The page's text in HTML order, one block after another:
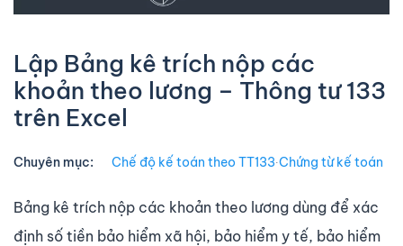
Lập Bảng kê trích nộp các
khoản theo lương – Thông tư 133
trên Excel
Chuyên mục: Chế độ kế toán theo TT133∙Chứng từ kế toán
Bảng kê trích nộp các khoản theo lương dùng để xác
định số tiền bảo hiểm xã hội, bảo hiểm y tế, bảo hiểm